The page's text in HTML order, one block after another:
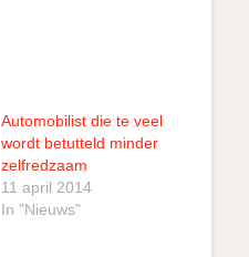
Automobilist die te veel
wordt betutteld minder
zelfredzaam
11 april 2014
In "Nieuws"